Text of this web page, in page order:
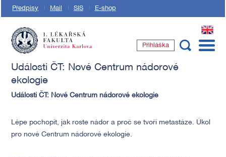
Předpisy Mail SIS E-shop
EN
Přihláška
Události ČT: Nové Centrum nádorové
ekologie
Události ČT: Nové Centrum nádorové ekologie
Lépe pochopit, jak roste nádor a proč se tvoří metastáze. Úkol
pro nové Centrum nádorové ekologie.